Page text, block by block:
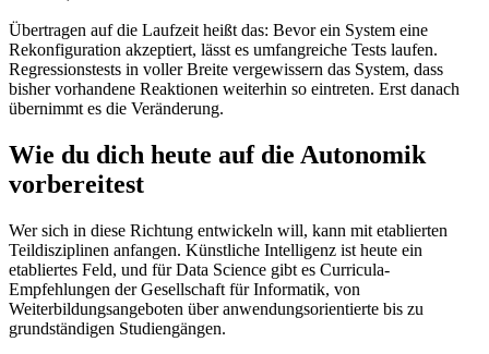
Übertragen auf die Laufzeit heißt das: Bevor ein System eine
Rekonfiguration akzeptiert, lässt es umfangreiche Tests laufen.
Regressionstests in voller Breite vergewissern das System, dass
bisher vorhandene Reaktionen weiterhin so eintreten. Erst danach
übernimmt es die Veränderung.
Wie du dich heute auf die Autonomik
vorbereitest
Wer sich in diese Richtung entwickeln will, kann mit etablierten
Teildisziplinen anfangen. Künstliche Intelligenz ist heute ein
etabliertes Feld, und für Data Science gibt es Curricula-
Empfehlungen der Gesellschaft für Informatik, von
Weiterbildungsangeboten über anwendungsorientierte bis zu
grundständigen Studiengängen.